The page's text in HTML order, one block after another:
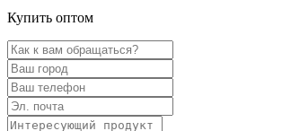
Купить оптом